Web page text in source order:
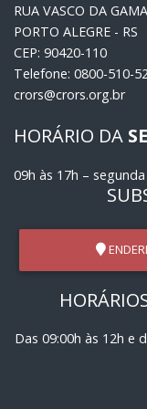
RUA VASCO DA
PORTO ALEGRE - RS
CEP: 90420-110
Telefone: 0800-510-
crors@crors.org.br
HORÁRIO DA
09h às 17h –
Das 09:00h às 12h e